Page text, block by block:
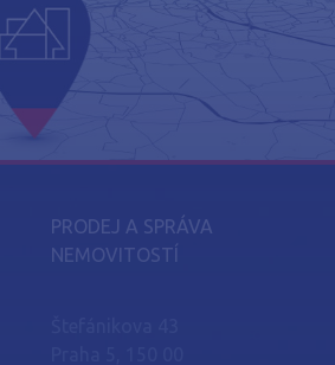
PRODEJ A SPRÁVA
NEMOVITOSTÍ